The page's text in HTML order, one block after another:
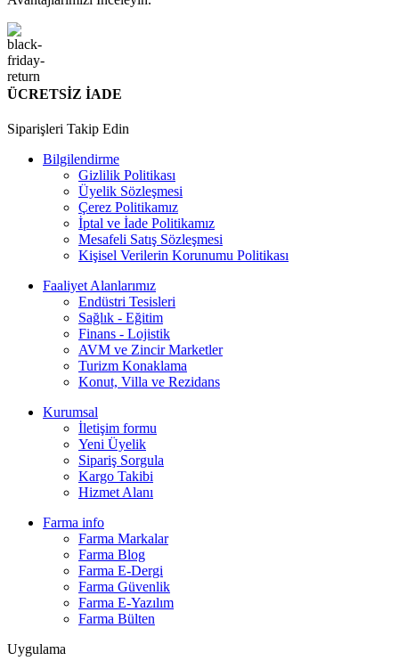
ÜCRETSİZ İADE
Siparişleri Takip Edin
Bilgilendirme
Gizlilik Politikası
Üyelik Sözleşmesi
Çerez Politikamız
İptal ve İade Politikamız
Mesafeli Satış Sözleşmesi
Kişisel Verilerin Korunumu Politikası
Faaliyet Alanlarımız
Endüstri Tesisleri
Sağlık - Eğitim
Finans - Lojistik
AVM ve Zincir Marketler
Turizm Konaklama
Konut, Villa ve Rezidans
Kurumsal
İletişim formu
Yeni Üyelik
Sipariş Sorgula
Kargo Takibi
Hizmet Alanı
Farma info
Farma Markalar
Farma Blog
Farma E-Dergi
Farma Güvenlik
Farma E-Yazılım
Farma Bülten
Uygulama